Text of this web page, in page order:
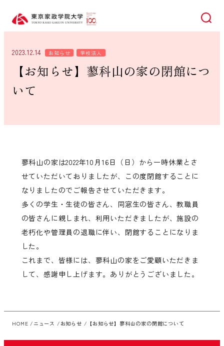
検索
2023.12.14 お知らせ 学校法人
【お知らせ】蓼科山の家の閉館につ
いて
蓼科山の家は2022年10月16日（日）から一時休業とさ
せていただいておりましたが、この度閉館することに
なりましたのでご報告させていただきます。
多くの学生・生徒の皆さん、同窓生の皆さん、教職員
の皆さんに親しまれ、利用いただきましたが、施設の
老朽化や管理員の退職に伴い、閉館することになりま
した。
これまで、皆様には、蓼科山の家をご愛顧いただきま
して、感謝申し上げます。ありがとうございました。
HOME ニュース お知らせ 【お知らせ】蓼科山の家の閉館について